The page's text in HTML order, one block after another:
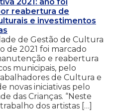
reabertura de
e investimentos
de Gestão de Cultura
de 2021 foi marcado
e reabertura
municipais, pelo
de Cultura e
novas iniciativas pelo
das Crianças. “Neste
dos artistas […]